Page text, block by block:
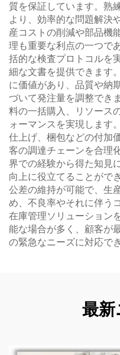
質を保証しています。熟
より、効率的な問題解決
産コストの削減や部品機
理も重要な利点の一つで
括的な検査プロトコルを
細な文書を提供できます
に価値があり、品質や納
づいて発注量を調整でき
料の一括購入、リソース
ォーマンスを実現します
仕上げ、梱包などの付加
客の調達チェーンを合理
界での経験から得た知見
向上に役立てることがで
公差の維持が可能で、生
め、不良率やそれに伴う
在庫管理ソリューション
能な場合が多く、顧客が
の緊急なニーズに対応で
最新